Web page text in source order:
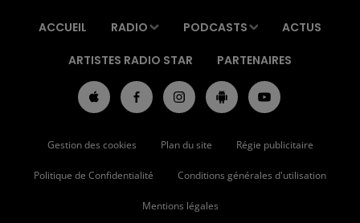
ACCUEIL RADIO PODCASTS ACTUS
ARTISTES RADIO STAR PARTENAIRES
Gestion des cookies Plan du site Régie publicitaire
Politique de Confidentialité Conditions générales d'utilisation
Mentions légales